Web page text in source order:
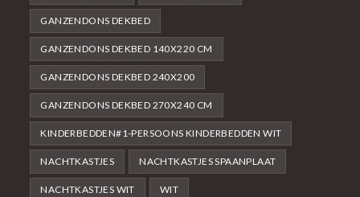
GANZENDONS DEKBED
GANZENDONS DEKBED 140X220 CM
GANZENDONS DEKBED 240X200
GANZENDONS DEKBED 270X240 CM
KINDERBEDDEN#1-PERSOONS KINDERBEDDEN WIT
NACHTKASTJES NACHTKASTJES SPAANPLAAT
NACHTKASTJES WIT WIT